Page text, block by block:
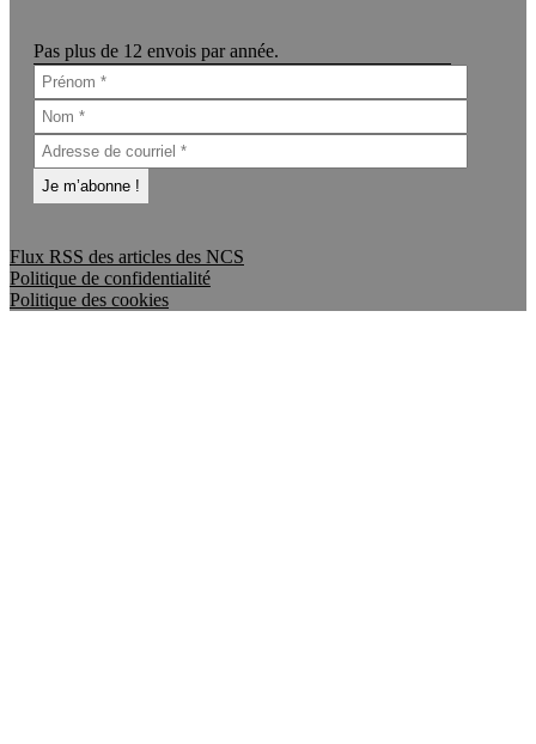
Pas plus de 12 envois par année.
Flux RSS des articles des NCS
Politique de confidentialité
Politique des cookies